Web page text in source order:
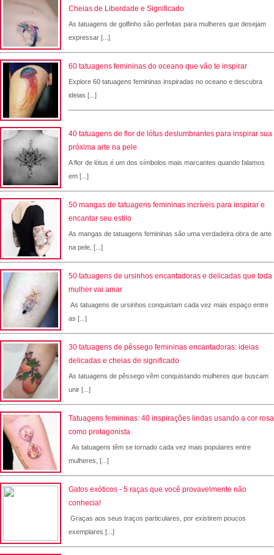
Cheias de Liberdade e Significado
As tatuagens de golfinho são perfeitas para mulheres que desejam
expressar [...]
60 tatuagens femininas do oceano que vão te inspirar
Explore 60 tatuagens femininas inspiradas no oceano e descubra
ideias [...]
40 tatuagens de flor de lótus deslumbrantes para inspirar sua
próxima arte na pele
A flor de lótus é um dos símbolos mais marcantes quando falamos
em [...]
50 mangas de tatuagens femininas incríveis para inspirar e
encantar seu estilo
As mangas de tatuagens femininas são uma verdadeira obra de arte
na pele, [...]
50 tatuagens de ursinhos encantadoras e delicadas que toda
mulher vai amar
As tatuagens de ursinhos conquistam cada vez mais espaço entre
as [...]
30 tatuagens de pêssego femininas encantadoras: ideias
delicadas e cheias de significado
As tatuagens de pêssego vêm conquistando mulheres que buscam
unir [...]
Tatuagens femininas: 40 inspirações lindas usando a cor rosa
como protagonista
As tatuagens têm se tornado cada vez mais populares entre
mulheres, [...]
Gatos exóticos - 5 raças que você provavelmente não
conhecia!
Graças aos seus traços particulares, por existirem poucos
exemplares [...]